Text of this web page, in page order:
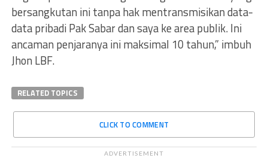
bersangkutan ini tanpa hak mentransmisikan data-
data pribadi Pak Sabar dan saya ke area publik. Ini
ancaman penjaranya ini maksimal 10 tahun,” imbuh
Jhon LBF.
RELATED TOPICS
CLICK TO COMMENT
ADVERTISEMENT